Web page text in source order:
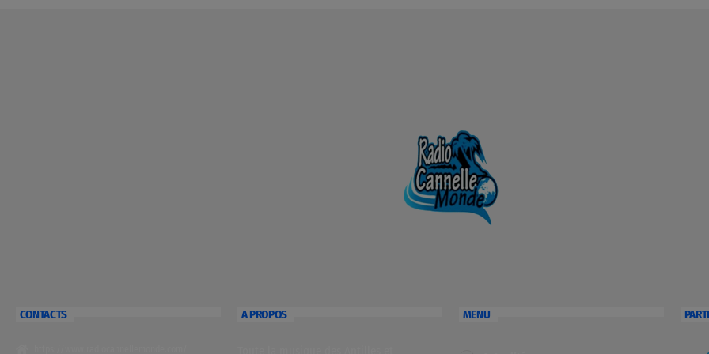
CONTACTS A PROPOS MENU